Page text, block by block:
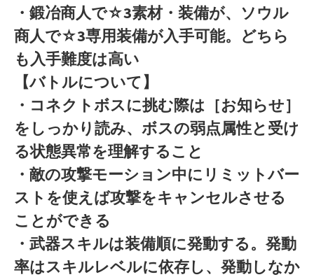
・鍛冶商人で☆3素材・装備が、ソウル
商人で☆3専用装備が入手可能。どちら
も入手難度は高い
【バトルについて】
・コネクトボスに挑む際は［お知らせ］
をしっかり読み、ボスの弱点属性と受け
る状態異常を理解すること
・敵の攻撃モーション中にリミットバー
ストを使えば攻撃をキャンセルさせる
ことができる
・武器スキルは装備順に発動する。発動
率はスキルレベルに依存し、発動しなか